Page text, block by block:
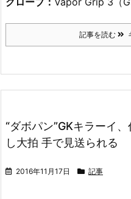
記事を読む
“ダボパン”GKキラーイ
し大拍 手で見送られる
2016年11月17日 記事